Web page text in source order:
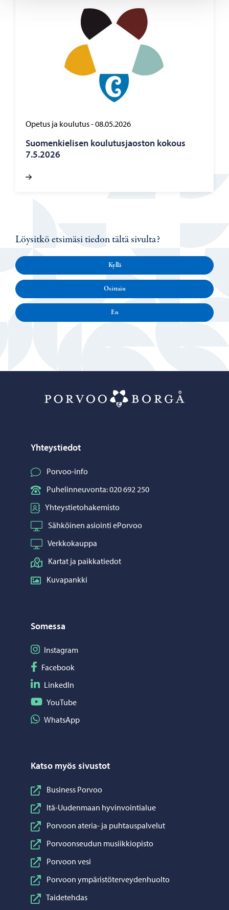
Opetus ja koulutus-08.05.2026
Suo­men­kie­li­sen kou­lu­tus­jaos­ton ko­kous
7.5.2026
Löysitkö etsimäsi tiedon tältä sivulta?
Kyllä
Osittain
En
Yhteystiedot
Porvoo-info
Puhelinneuvonta: 020 692 250
Yhteystietohakemisto
Sähköinen asiointi ePorvoo
Verkkokauppa
Kartat ja paikkatiedot
Kuvapankki
Somessa
Seuraa Instagram
Instagram
Seuraa Facebook
Facebook
Seuraa LinkedIn
LinkedIn
Seuraa YouTube
YouTube
Jaa WhatsApp
WhatsApp
Katso myös sivustot
Business Porvoo
Itä-Uudenmaan hyvinvointialue
Porvoon ateria- ja puhtauspalvelut
Porvoonseudun musiikkiopisto
Porvoon vesi
Porvoon ympäristöterveydenhuolto
Taidetehdas